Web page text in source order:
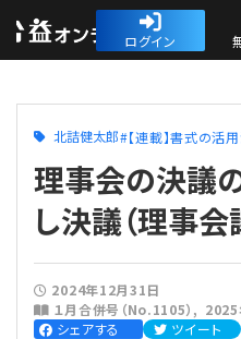
ログイン
人気記事
法人運営
北詰健太郎 【連載】書式の活
理事会の決議
し決議（理事会
2024年12月31日
１月合併号（No.1105）
2025
シェアする
ツイート